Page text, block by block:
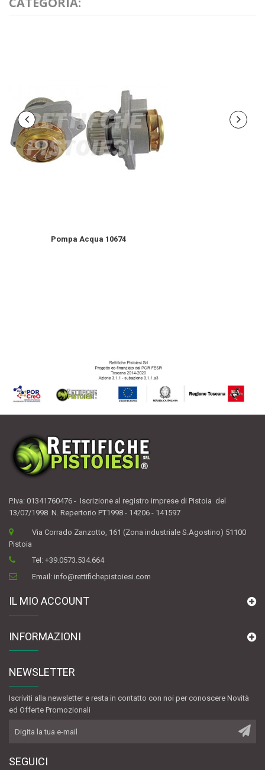
Pompa Acqua 10674
P.Iva: 01341760476 - Iscrizione al registro imprese di Pistoia del
13/07/1998 N. Repertorio PT1998 - 14206 - 141597
Via Corrado Zanzotto, 161 (Zona industriale S.Agostino) 51100
Pistoia
Tel:+39.0573.534.664
Email:info@rettifichepistoiesi.com
IL MIO ACCOUNT
INFORMAZIONI
NEWSLETTER
Iscriviti alla newsletter e resta in contatto con noi per conoscere Novità
ed Offerte Promozionali
SEGUICI